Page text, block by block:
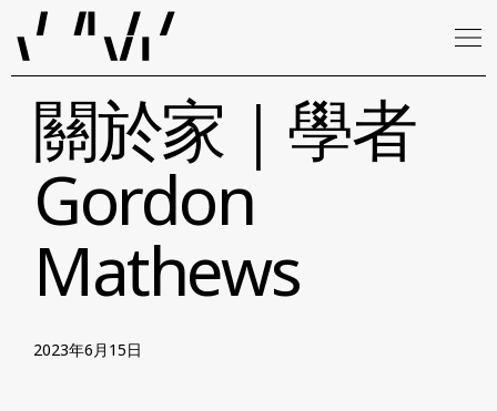
關於家｜學者
Gordon
Mathews
2023年6月15日